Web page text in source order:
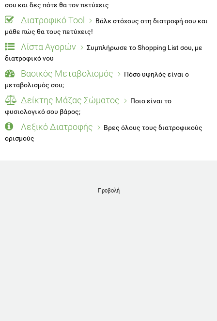
σου και δες πότε θα τον πετύχεις
Διατροφικό Tool
Βάλε στόχους στη διατροφή σου και
μάθε πώς θα τους πετύχεις!
Λίστα Αγορών
Συμπλήρωσε το Shopping List σου, με
διατροφικό νου
Βασικός Μεταβολισμός
Πόσο υψηλός είναι ο
μεταβολισμός σου;
Δείκτης Μάζας Σώματος
Ποιο είναι το
φυσιολογικό σου βάρος;
Λεξικό Διατροφής
Βρες όλους τους διατροφικούς
ορισμούς
Προβολή